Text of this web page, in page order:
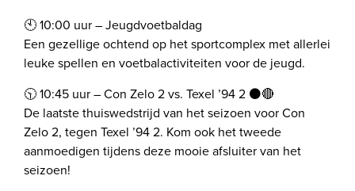
🕙 10:00 uur – Jeugdvoetbaldag
Een gezellige ochtend op het sportcomplex met allerlei
leuke spellen en voetbalactiviteiten voor de jeugd.
🕥 10:45 uur – Con Zelo 2 vs. Texel ’94 2 ⚫️🔴
De laatste thuiswedstrijd van het seizoen voor Con
Zelo 2, tegen Texel ’94 2. Kom ook het tweede
aanmoedigen tijdens deze mooie afsluiter van het
seizoen!